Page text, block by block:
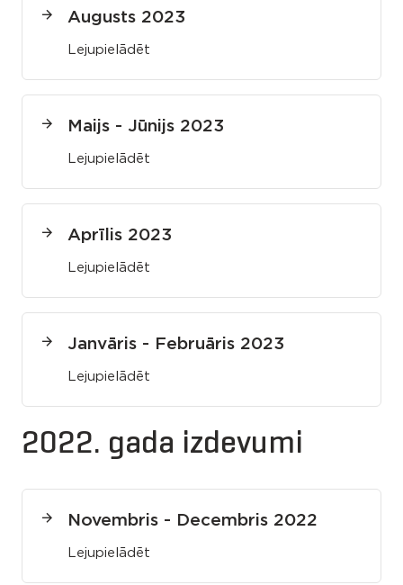
Augusts 2023
Lejupielādēt
Maijs - Jūnijs 2023
Lejupielādēt
Aprīlis 2023
Lejupielādēt
Janvāris - Februāris 2023
Lejupielādēt
2022. gada izdevumi
Novembris - Decembris 2022
Lejupielādēt